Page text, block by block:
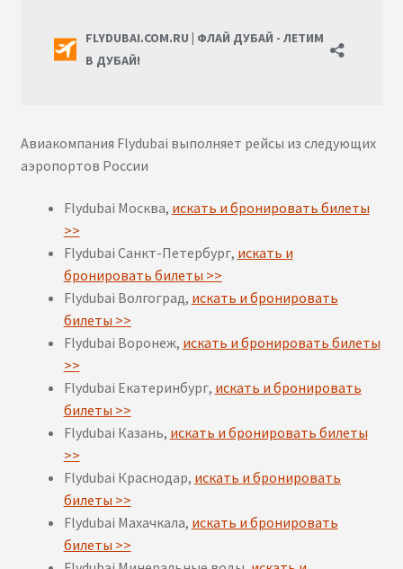
Авиакомпания Flydubai выполняет рейсы из следующих
аэропортов России
Flydubai Москва, искать и бронировать билеты
>>
Flydubai Санкт-Петербург, искать и
бронировать билеты >>
Flydubai Волгоград, искать и бронировать
билеты >>
Flydubai Воронеж, искать и бронировать билеты
>>
Flydubai Екатеринбург, искать и бронировать
билеты >>
Flydubai Казань, искать и бронировать билеты
>>
Flydubai Краснодар, искать и бронировать
билеты >>
Flydubai Махачкала, искать и бронировать
билеты >>